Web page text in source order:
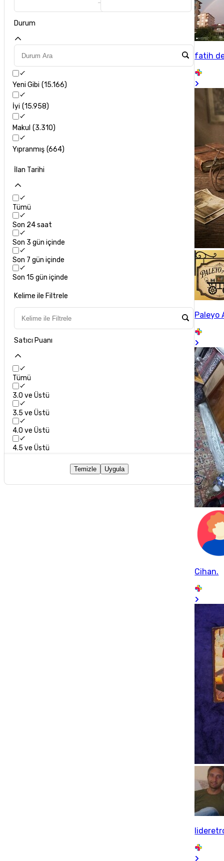
Durum
Yeni Gibi 15.166
İyi 15.958
Makul 3.310
Yıpranmış 664
İlan Tarihi
Tümü
Son 24 saat
Son 3 gün içinde
Son 7 gün içinde
Son 15 gün içinde
Kelime ile Filtrele
Satıcı Puanı
Tümü
3.0 ve Üstü
3.5 ve Üstü
4.0 ve Üstü
4.5 ve Üstü
Temizle Uygula
fatih
Paleyo
Cihan.